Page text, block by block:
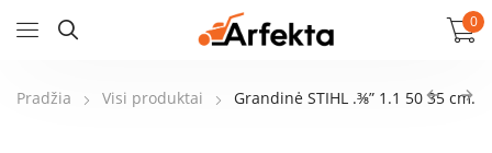
0
Pradžia Visi produktai Grandinė STIHL .⅜” 1.1 50 35 cm.